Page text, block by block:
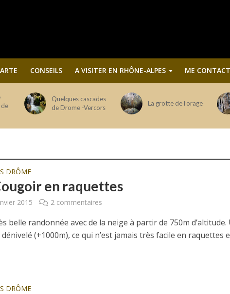
CONSEILS A VISITER EN RHÔNE-ALPES ME
Quelques cascades
de Drome -Vercors
La grotte de l’orage
DRÔME
en raquettes
2015 2 commentaires
belle randonnée avec de la neige à partir de 750m d’altitude.
(+1000m), ce qui n’est jamais très facile en raquettes
DRÔME